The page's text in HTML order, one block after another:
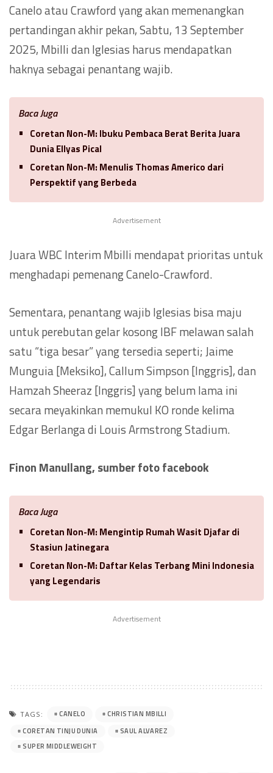
Canelo atau Crawford yang akan memenangkan
pertandingan akhir pekan, Sabtu, 13 September
2025, Mbilli dan Iglesias harus mendapatkan
haknya sebagai penantang wajib.
Baca Juga
Coretan Non-M: Ibuku Pembaca Berat Berita Juara
Dunia Ellyas Pical
Coretan Non-M: Menulis Thomas Americo dari
Perspektif yang Berbeda
Advertisement
Juara WBC Interim Mbilli mendapat prioritas untuk
menghadapi pemenang Canelo-Crawford.
Sementara, penantang wajib Iglesias bisa maju
untuk perebutan gelar kosong IBF melawan salah
satu “tiga besar” yang tersedia seperti; Jaime
Munguia [Meksiko], Callum Simpson [Inggris], dan
Hamzah Sheeraz [Inggris] yang belum lama ini
secara meyakinkan memukul KO ronde kelima
Edgar Berlanga di Louis Armstrong Stadium.
Finon Manullang, sumber foto facebook
Baca Juga
Coretan Non-M: Mengintip Rumah Wasit Djafar di
Stasiun Jatinegara
Coretan Non-M: Daftar Kelas Terbang Mini Indonesia
yang Legendaris
Advertisement
TAGS: CANELO
CHRISTIAN MBILLI
CORETAN TINJU DUNIA
SAUL ALVAREZ
SUPER MIDDLEWEIGHT